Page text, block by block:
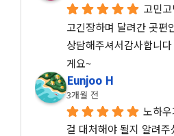
고민
고긴장하며 달려간 곳편
상담해주셔서감사합니
게요~
Eunjoo H
3개월 전
노하
걸 대처해야 될지 알려